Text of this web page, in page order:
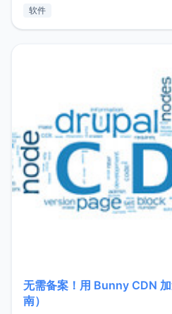
件间频繁切换，仅凭 HexHub 即
软件
无需备案！用 Bunny CDN
南）